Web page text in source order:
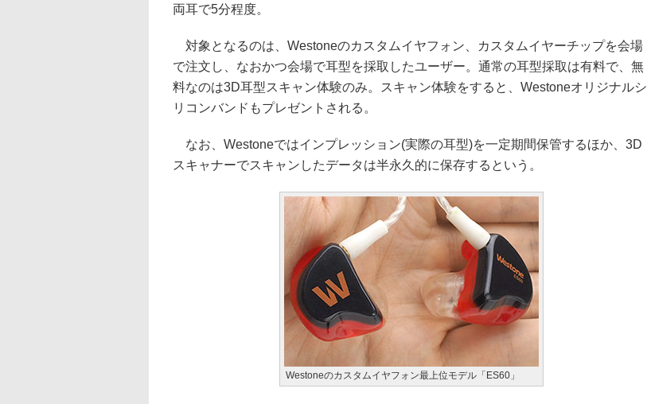
両耳で5分程度。
対象となるのは、Westoneのカスタムイヤフォン、カスタムイヤーチップを会場
で注文し、なおかつ会場で耳型を採取したユーザー。通常の耳型採取は有料で、無
料なのは3D耳型スキャン体験のみ。スキャン体験をすると、Westoneオリジナルシ
リコンバンドもプレゼントされる。
なお、Westoneではインプレッション(実際の耳型)を一定期間保管するほか、3D
スキャナーでスキャンしたデータは半永久的に保存するという。
Westoneのカスタムイヤフォン最上位モデル「ES60」